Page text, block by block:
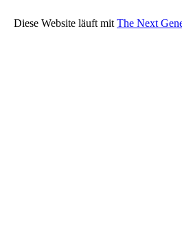
Diese Website läuft mit The Next